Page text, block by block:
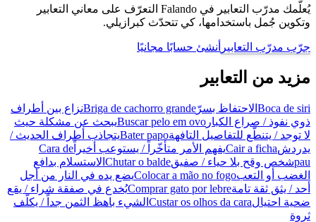
يُعلّمك مدرّب التعابير في Falando التعرّف على معاني التعابير
وتكوين جُمل باستخدامها، كي تتحدّث كبرازيلي.
جرّب مدرّب التعابير أنشئ حسابًا مجانيًا
مزيد من التعابير
Boca de siri الاحتفاظ بسرّBriga de cachorro grandeنزاع بين أطراف
ذوي نفوذ / صراع الكبار Buscar pelo em ovoيبحث عن مشكلة حيث
لا توجد / يتنطّع للتفاصيل التافهةBater papoيتجاذب أطراف الحديث /
يدردشCair a fichaيفهم الأمر متأخّراً / يستوعب أخيراً Cara de
pauشخص وقح بلا حياء / صفيقChutar o balde الاستسلام بدافع
الغضب أو التعبColocar a mão no fogoيضع يده في النار من أجل
أحد / يثق ثقة تامةComprar gato por lebreيُخدع في صفقة شراء / يقع
ضحية احتيالCustar os olhos da cara الشيء باهظ الثمن جداً / يكلّف
ثروة